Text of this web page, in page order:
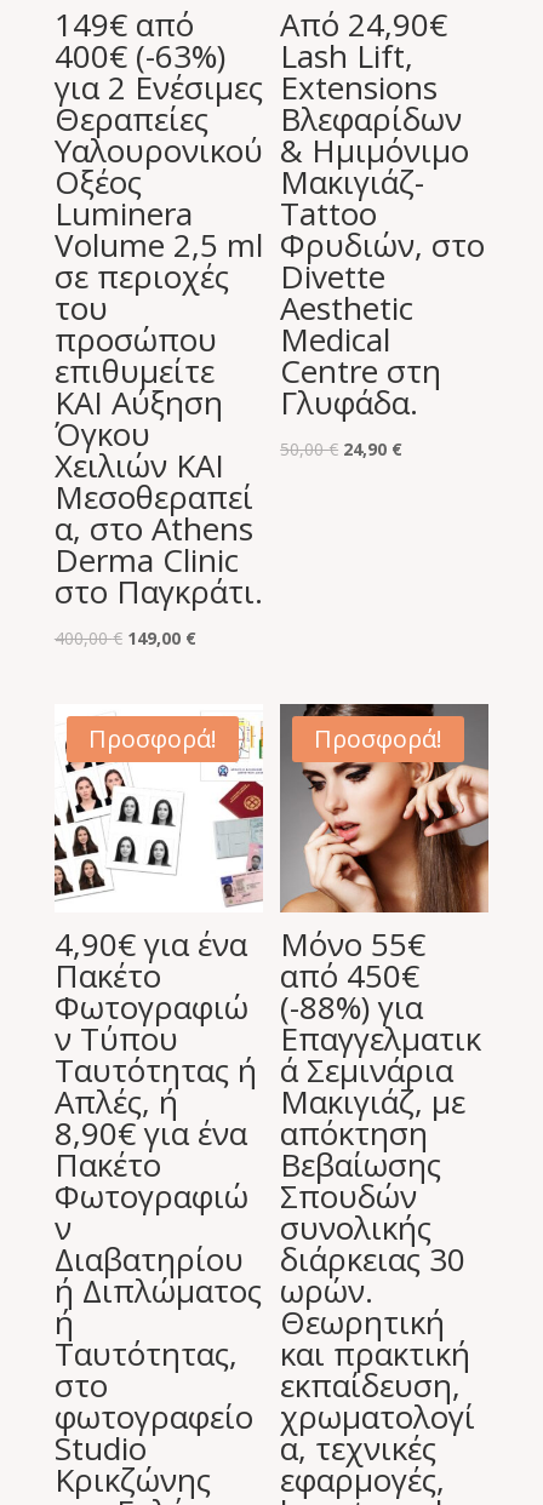
149€ από
400€ (-63%)
για 2 Ενέσιμες
Θεραπείες
Υαλουρονικού
Οξέος
Luminera
Volume 2,5 ml
σε περιοχές
του
προσώπου
επιθυμείτε
ΚΑΙ Αύξηση
Όγκου
Χειλιών ΚΑΙ
Μεσοθεραπεί
α, στο Athens
Derma Clinic
στο Παγκράτι.
400,00€ Original
400,00 €.
149,00 €Η
είναι:
149,00 €.
Από 24,90€
Lash Lift,
Extensions
Βλεφαρίδων
& Ημιμόνιμο
Μακιγιάζ-
Tattoo
Φρυδιών, στο
Divette
Aesthetic
Medical
Centre στη
Γλυφάδα.
50,00€ Original
24,90 €
Προσφορά!
4,90€ για ένα
Πακέτο
Φωτογραφιώ
ν Τύπου
Ταυτότητας ή
Απλές, ή
8,90€ για ένα
Πακέτο
Φωτογραφιώ
ν
Διαβατηρίου
ή Διπλώματος
ή
Ταυτότητας,
στο
φωτογραφείο
Studio
Κρικζώνης
Προσφορά!
Μόνο 55€
από 450€
(-88%) για
Επαγγελματικ
ά Σεμινάρια
Μακιγιάζ, με
απόκτηση
Βεβαίωσης
Σπουδών
συνολικής
διάρκειας 30
ωρών.
Θεωρητική
και πρακτική
εκπαίδευση,
χρωματολογί
α, τεχνικές
εφαρμογές,